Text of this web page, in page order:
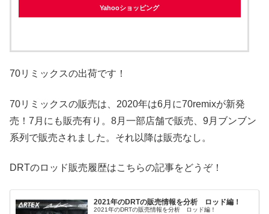
Yahooショッピング
70リミックスの出荷です！
70リミックスの販売は、2020年は6月に70remixが新発
売！7月にも販売有り。8月一部店舗で販売、9月ブンブン
系列で販売されました。それ以降は販売なし。
DRTのロッド販売履歴はこちらの記事をどうぞ！
2021年のDRTの販売情報を分析 ロッド編！
2021年のDRTの販売情報を分析 ロッド編！